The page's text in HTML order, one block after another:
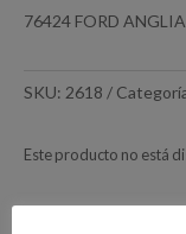
76424 FORD ANGLIA
SKU: 2618
Este producto no está